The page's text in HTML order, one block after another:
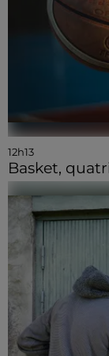
12h13
Basket,